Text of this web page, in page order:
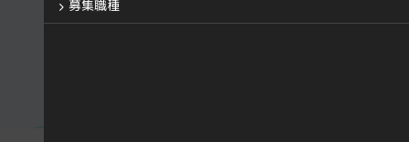
募集職種